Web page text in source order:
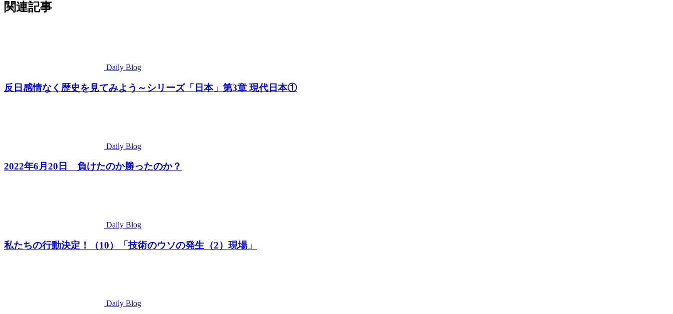
関連記事
Daily Blog
反日感情なく歴史を見てみよう～シリーズ「日本」第3章 現代日本①
Daily Blog
2022年6月20日 負けたのか勝ったのか？
Daily Blog
私たちの行動決定！（10）「技術のウソの発生（2）現場」
Daily Blog